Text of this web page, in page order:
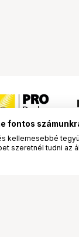
fontos
kellemesebbé
szeretnél tudni az